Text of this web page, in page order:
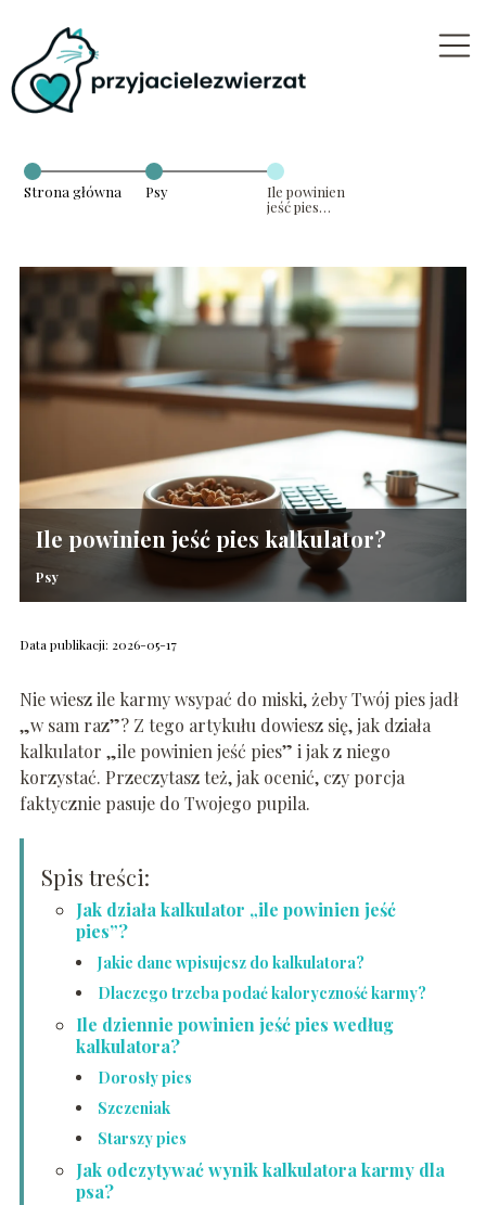
Strona główna Psy
Ile powinien
jeść pies
Ile powinien jeść pies kalkulator?
Psy
Data publikacji: 2026-05-17
Nie wiesz ile karmy wsypać do miski, żeby Twój pies jadł
„w sam raz”? Z tego artykułu dowiesz się, jak działa
kalkulator „ile powinien jeść pies” i jak z niego
korzystać. Przeczytasz też, jak ocenić, czy porcja
faktycznie pasuje do Twojego pupila.
Spis treści:
Jak działa kalkulator „ile powinien jeść
pies”?
Jakie dane wpisujesz do kalkulatora?
Dlaczego trzeba podać kaloryczność karmy?
Ile dziennie powinien jeść pies według
kalkulatora?
Dorosły pies
Szczeniak
Starszy pies
Jak odczytywać wynik kalkulatora karmy dla
psa?